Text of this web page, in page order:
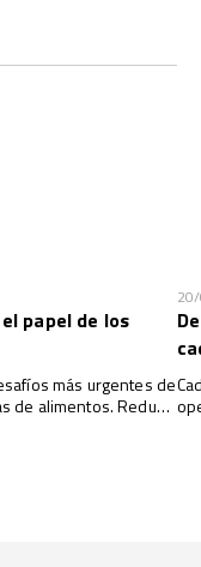
papel de los
más urgentes de
de alimentos. Reducir
sino también